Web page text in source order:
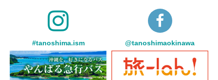
#tanoshima.ism @tanoshimaokinawa